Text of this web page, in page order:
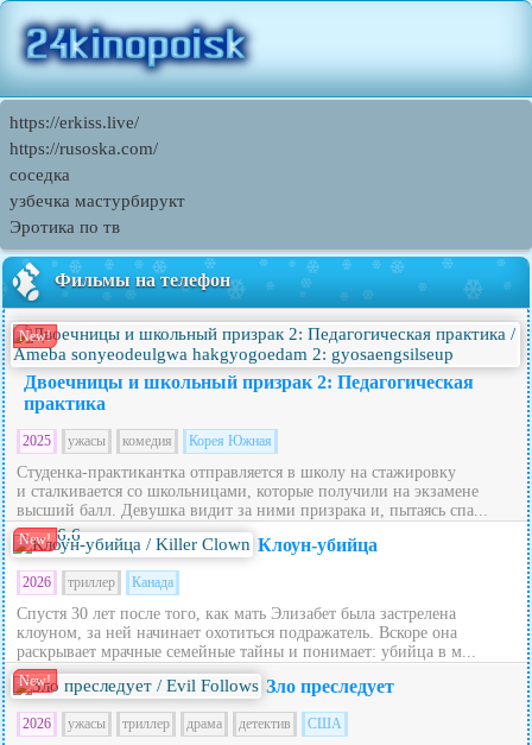
https://erkiss.live/
https://rusoska.com/
соседка
узбечка мастурбирукт
Эротика по тв
Фильмы на телефон
New!
Двоечницы и школьный призрак 2: Педагогическая
практика
2025 ужасы комедия Корея Южная
Студенка-практикантка отправляется в школу на стажировку
и сталкивается со школьницами, которые получили на экзамене
высший балл. Девушка видит за ними призрака и, пытаясь спа...
New! 6.6 Клоун-убийца
2026 триллер Канада
Спустя 30 лет после того, как мать Элизабет была застрелена
клоуном, за ней начинает охотиться подражатель. Вскоре она
раскрывает мрачные семейные тайны и понимает: убийца в м...
New! Зло преследует
2026 ужасы триллер драма детектив США